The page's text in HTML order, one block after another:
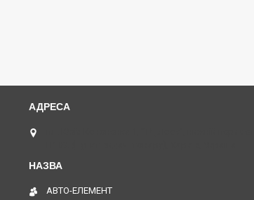
АВТО-ЕЛЕМЕНТ